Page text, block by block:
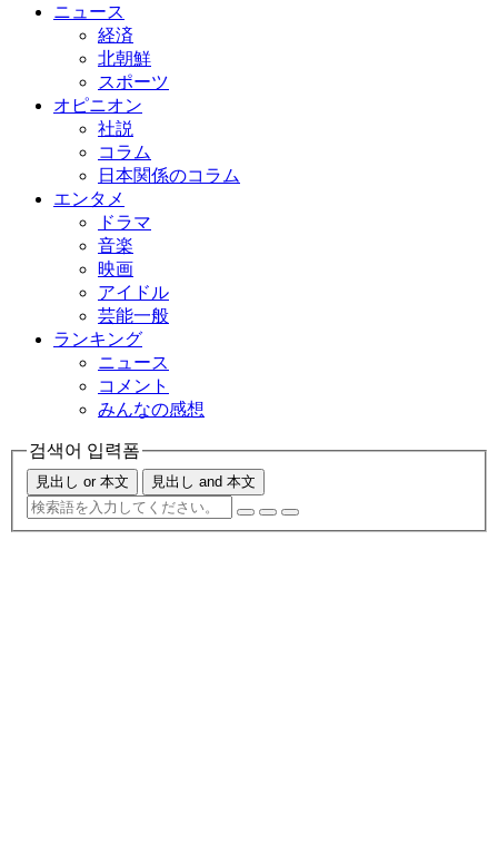
ニュース
経済
北朝鮮
スポーツ
オピニオン
社説
コラム
日本関係のコラム
エンタメ
ドラマ
音楽
映画
アイドル
芸能一般
ランキング
ニュース
コメント
みんなの感想
검색어 입력폼
見出し or 本文 見出し and 本文